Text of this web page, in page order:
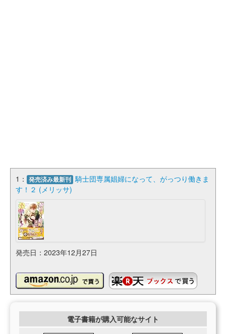
1： 発売済み最新刊 騎士団専属娼婦になって、がっつり働きま
す！２ (メリッサ)
発売日：2023年12月27日
電子書籍が購入可能なサイト